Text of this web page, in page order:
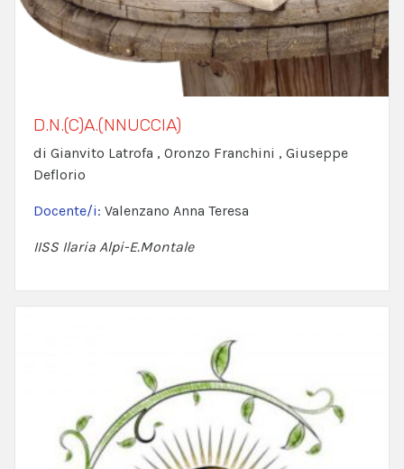
D.N.(C)A.(NNUCCIA)
di Gianvito Latrofa , Oronzo Franchini , Giuseppe
Deflorio
Docente/i: Valenzano Anna Teresa
IISS Ilaria Alpi-E.Montale